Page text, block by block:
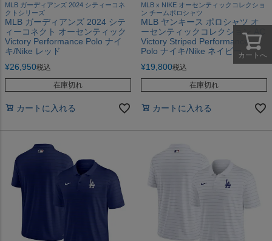
MLB ガーディアンズ 2024 シティーコネ
クトシリーズ
MLB ガーディアンズ 2024 シテ
ィーコネクト オーセンティック
Victory Performance Polo ナイ
キ/Nike レッド
¥26,950税込
在庫切れ
カートに入れる
MLB x NIKE オーセンティックコレクショ
ン チームポロシャツ
MLB ヤンキース ポロシャツ オ
ーセンティックコレクション AC
Victory Striped Performance
Polo ナイキ/Nike ネイビー
¥19,800税込
在庫切れ
カートに入れる
カートへ